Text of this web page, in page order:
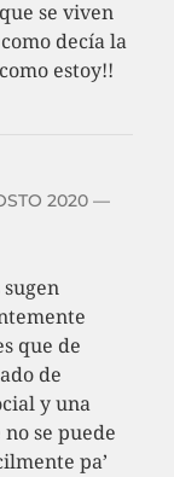
se viven
decía la
estoy!!
2020—
sugen
que de
de
y una
se puede
pa’